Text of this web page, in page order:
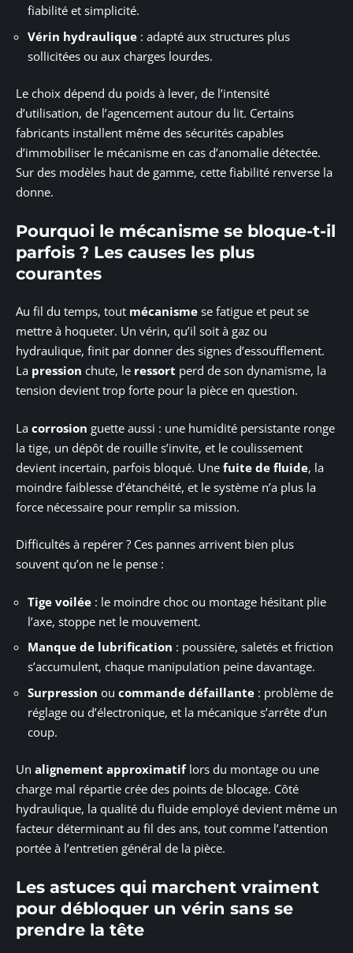
fiabilité et simplicité.
Vérin hydraulique : adapté aux structures plus
sollicitées ou aux charges lourdes.
Le choix dépend du poids à lever, de l’intensité
d’utilisation, de l’agencement autour du lit. Certains
fabricants installent même des sécurités capables
d’immobiliser le mécanisme en cas d’anomalie détectée.
Sur des modèles haut de gamme, cette fiabilité renverse la
donne.
Pourquoi le mécanisme se bloque-t-il
parfois ? Les causes les plus
courantes
Au fil du temps, tout mécanisme se fatigue et peut se
mettre à hoqueter. Un vérin, qu’il soit à gaz ou
hydraulique, finit par donner des signes d’essoufflement.
La pression chute, le ressort perd de son dynamisme, la
tension devient trop forte pour la pièce en question.
La corrosion guette aussi : une humidité persistante ronge
la tige, un dépôt de rouille s’invite, et le coulissement
devient incertain, parfois bloqué. Une fuite de fluide, la
moindre faiblesse d’étanchéité, et le système n’a plus la
force nécessaire pour remplir sa mission.
Difficultés à repérer ? Ces pannes arrivent bien plus
souvent qu’on ne le pense :
Tige voilée : le moindre choc ou montage hésitant plie
l’axe, stoppe net le mouvement.
Manque de lubrification : poussière, saletés et friction
s’accumulent, chaque manipulation peine davantage.
Surpression ou commande défaillante : problème de
réglage ou d’électronique, et la mécanique s’arrête d’un
coup.
Un alignement approximatiflors du montage ou une
charge mal répartie crée des points de blocage. Côté
hydraulique, la qualité du fluide employé devient même un
facteur déterminant au fil des ans, tout comme l’attention
portée à l’entretien général de la pièce.
Les astuces qui marchent vraiment
pour débloquer un vérin sans se
prendre la tête